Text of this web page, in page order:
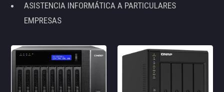
ASISTENCIA INFORMÁTICA A PARTICULARES
EMPRESAS